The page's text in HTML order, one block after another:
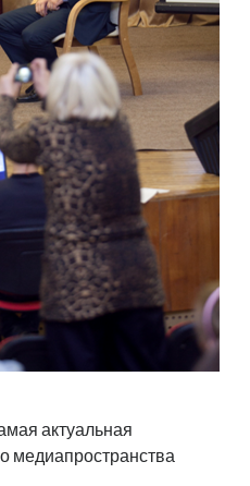
актуальная
медиапространства